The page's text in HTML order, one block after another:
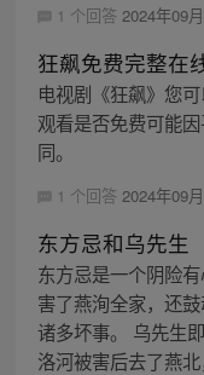
1 个回答 2024年09
狂飙免费完整在
电视剧《狂飙》您
观看是否免费可能
同。
1 个回答 2024年09
东方忌和乌先生
东方忌是一个阴险
害了燕洵全家，还
诸多坏事。 乌先生
洛河被害后去了燕